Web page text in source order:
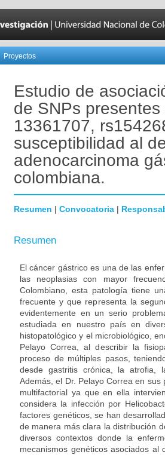
Proyectos
Estudio de
de SNPs
13361707,
susceptibilidad al
adenocarcinoma
colombiana.
Resumen | Convocatoria |
Resumen
El cáncer gástrico es una de las
las neoplasias con mayor
Colombiano, esta patología tiene
frecuente y que representa la
evidentemente en un serio
estudiada en nuestro país en
histopatológico y el microbiológico,
Pelayo Correa, al describir la
proceso de múltiples pasos,
desde gastritis crónica, la atrofia,
Además, el Dr. Pelayo Correa en
multifactorial ya que en ella
considera la infección por
factores genéticos, se han
de manera más clara la distribución
diversos contextos donde la
mecanismos genéticos asociados